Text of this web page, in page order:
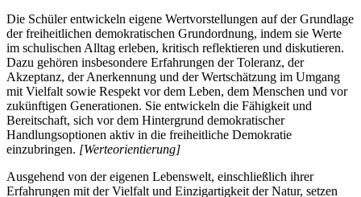
Die Schüler entwickeln eigene Wertvorstellungen auf der Grundlage
der freiheitlichen demokratischen Grundordnung, indem sie Werte
im schulischen Alltag erleben, kritisch reflektieren und diskutieren.
Dazu gehören insbesondere Erfahrungen der Toleranz, der
Akzeptanz, der Anerkennung und der Wertschätzung im Umgang
mit Vielfalt sowie Respekt vor dem Leben, dem Menschen und vor
zukünftigen Generationen. Sie entwickeln die Fähigkeit und
Bereitschaft, sich vor dem Hintergrund demokratischer
Handlungsoptionen aktiv in die freiheitliche Demokratie
einzubringen. [Werteorientierung]
Ausgehend von der eigenen Lebenswelt, einschließlich ihrer
Erfahrungen mit der Vielfalt und Einzigartigkeit der Natur, setzen